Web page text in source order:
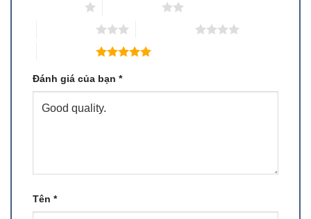
Đánh giá của bạn *
Tên *